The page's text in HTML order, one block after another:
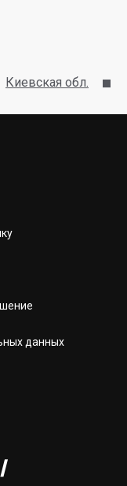
Киевская обл.
данных